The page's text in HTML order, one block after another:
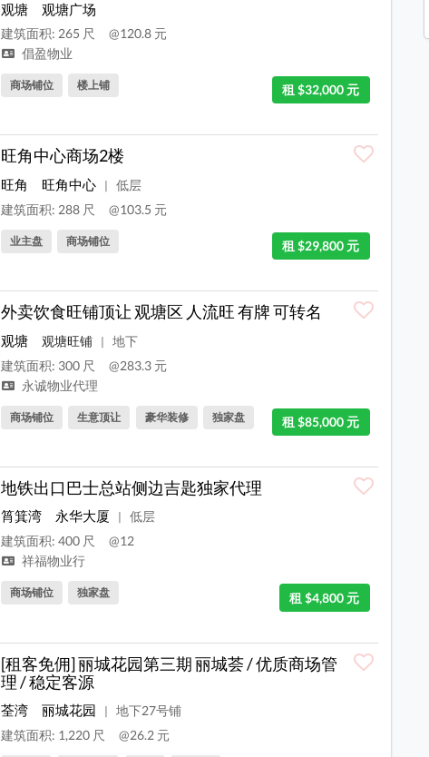
观塘 观塘广场
建筑面积: 265 尺
@120.8 元
倡盈物业
租 $32,000 元
商场铺位 楼上铺
旺角中心商场2楼
旺角 旺角中心 |
低层
建筑面积: 288 尺
@103.5 元
租 $29,800 元
业主盘 商场铺位
外卖饮食旺铺顶让 观塘区 人流旺 有牌 可转名
观塘 观塘旺铺 |
地下
建筑面积: 300 尺
@283.3 元
永诚物业代理
租 $85,000 元
商场铺位 生意顶让 豪华装修 独家盘
地铁出口巴士总站侧边吉匙独家代理
筲箕湾 永华大厦 |
低层
建筑面积: 400 尺
@12
祥福物业行
租 $4,800 元
商场铺位 独家盘
[租客免佣] 丽城花园第三期 丽城荟 / 优质商场管
理 / 稳定客源
荃湾 丽城花园 |
地下27号铺
建筑面积: 1,220 尺
@26.2 元